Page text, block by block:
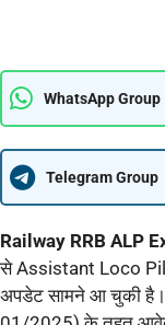
WhatsApp Group
Telegram Group
Railway RRB ALP
से Assistant Loco
अपडेट सामने आ चुकी है।